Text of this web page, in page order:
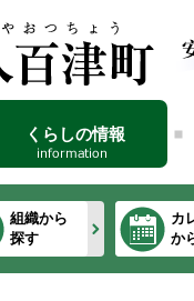
くらしの情報
組織から
探す
カ
か